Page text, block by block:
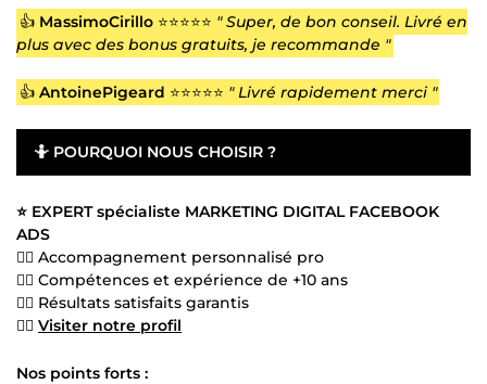
👍 MassimoCirillo⭐⭐⭐⭐⭐ " Super, de bon conseil. Livré en
plus avec des bonus gratuits, je recommande "
👍 AntoinePigeard ⭐⭐⭐⭐⭐ " Livré rapidement merci "
🤷 POURQUOI NOUS CHOISIR ?
⭐ EXPERT spécialiste MARKETING DIGITAL FACEBOOK
ADS
👍🏻 Accompagnement personnalisé pro
👍🏻 Compétences et expérience de +10 ans
👍🏻 Résultats satisfaits garantis
👍🏻 Visiter notre profil
Nos points forts :